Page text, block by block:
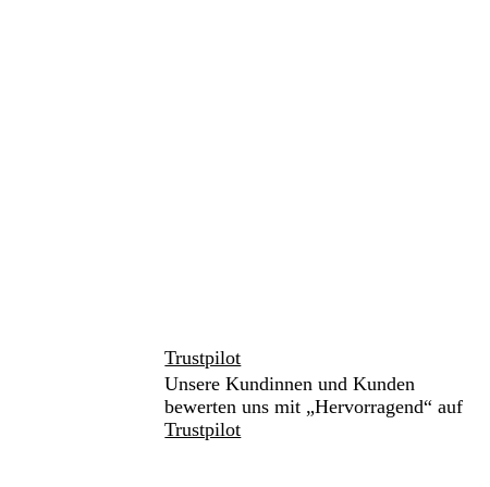
Trustpilot
Unsere Kundinnen und Kunden
bewerten uns mit „Hervorragend“ auf
Trustpilot